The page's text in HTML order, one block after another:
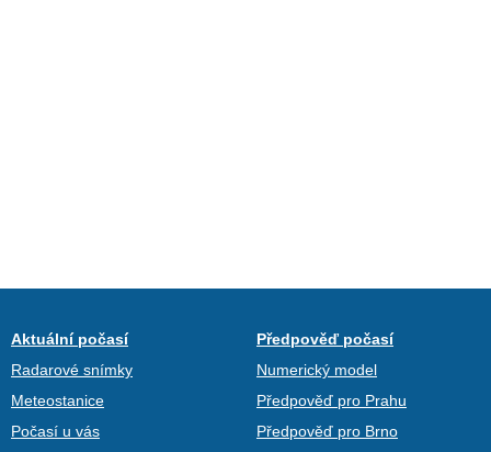
Aktuální počasí
Radarové snímky
Meteostanice
Počasí u vás
Předpověď počasí
Numerický model
Předpověď pro Prahu
Předpověď pro Brno